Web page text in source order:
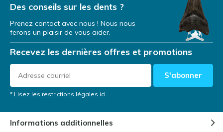
Des conseils sur les dents ?
Prenez contact avec nous ! Nous nous
ferons un plaisir de vous aider.
Recevez les dernières offres et promotions
S'abonner
* Lisez les restrictions légales ici
Informations additionnelles